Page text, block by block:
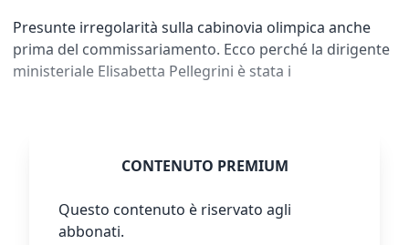
Presunte irregolarità sulla cabinovia olimpica anche
prima del commissariamento. Ecco perché la dirigente
ministeriale Elisabetta Pellegrini è stata i
CONTENUTO PREMIUM
Questo contenuto è riservato agli
abbonati.